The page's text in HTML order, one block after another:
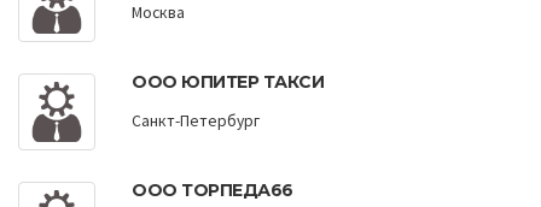
Москва
ООО ЮПИТЕР ТАКСИ
Санкт-Петербург
ООО ТОРПЕДА66